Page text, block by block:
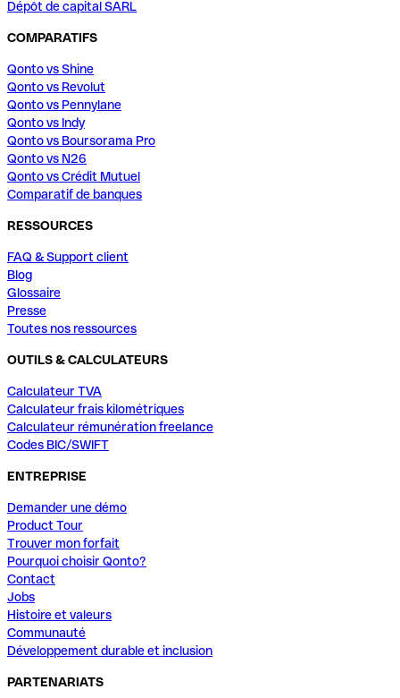
Dépôt de capital SARL
COMPARATIFS
Qonto vs Shine
Qonto vs Revolut
Qonto vs Pennylane
Qonto vs Indy
Qonto vs Boursorama Pro
Qonto vs N26
Qonto vs Crédit Mutuel
Comparatif de banques
RESSOURCES
FAQ & Support client
Blog
Glossaire
Presse
Toutes nos ressources
OUTILS & CALCULATEURS
Calculateur TVA
Calculateur frais kilométriques
Calculateur rémunération freelance
Codes BIC/SWIFT
ENTREPRISE
Demander une démo
Product Tour
Trouver mon forfait
Pourquoi choisir Qonto?
Contact
Jobs
Histoire et valeurs
Communauté
Développement durable et inclusion
PARTENARIATS